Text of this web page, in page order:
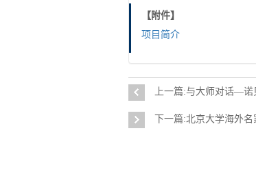
【附件】
项目简介
上一篇:与大师对话—
下一篇:北京大学海外名